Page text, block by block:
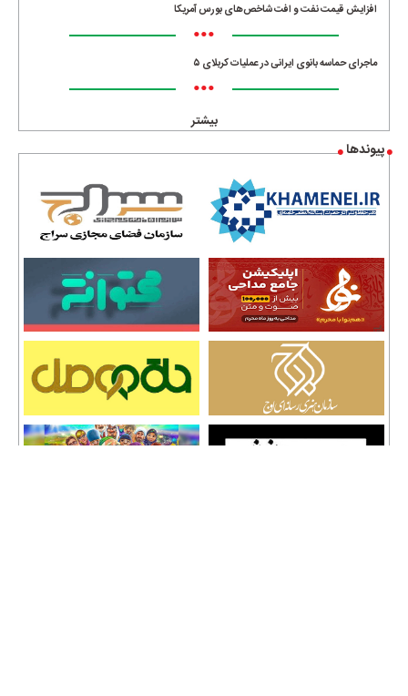
افزایش قیمت نفت و افت شاخص‌های بورس آمریکا
•••
ماجرای حماسه‌ بانوی ایرانی در عملیات کربلای ۵
•••
بیشتر
پیوندها